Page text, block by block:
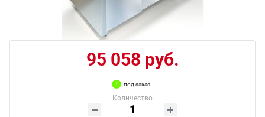
95 058 руб.
под заказ
Количество